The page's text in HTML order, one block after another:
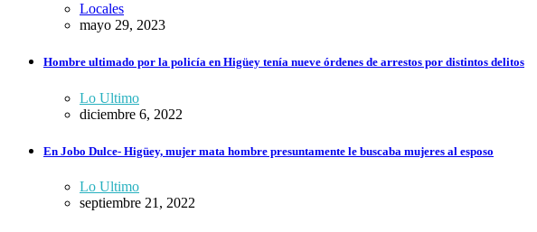
Locales
mayo 29, 2023
Hombre ultimado por la policía en Higüey tenía nueve órdenes de arrestos por distintos delitos
Lo Ultimo
diciembre 6, 2022
En Jobo Dulce- Higüey, mujer mata hombre presuntamente le buscaba mujeres al esposo
Lo Ultimo
septiembre 21, 2022